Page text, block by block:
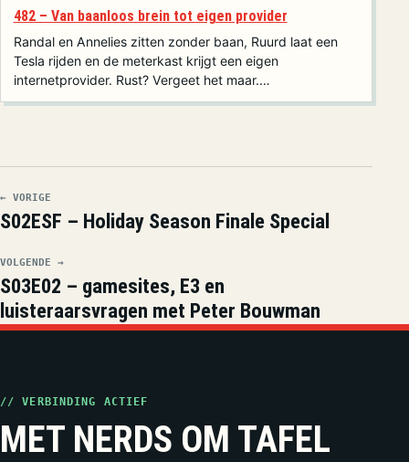
482 – Van baanloos brein tot eigen provider
Randal en Annelies zitten zonder baan, Ruurd laat een
Tesla rijden en de meterkast krijgt een eigen
internetprovider. Rust? Vergeet het maar.…
← VORIGE
S02ESF – Holiday Season Finale Special
VOLGENDE →
S03E02 – gamesites, E3 en
luisteraarsvragen met Peter Bouwman
// VERBINDING ACTIEF
MET NERDS OM TAFEL